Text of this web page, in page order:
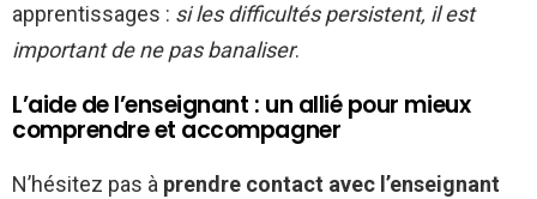
apprentissages : si les difficultés persistent, il est
important de ne pas banaliser.
L’aide de l’enseignant : un allié pour mieux
comprendre et accompagner
N’hésitez pas à prendre contact avec l’enseignant